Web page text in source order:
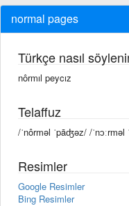
normal pages
Türkçe nasıl
nôrmıl peycız
Telaffuz
/ˈnôrməl ˈpāʤəz/ /
Resimler
Google Resimler
Bing Resimler